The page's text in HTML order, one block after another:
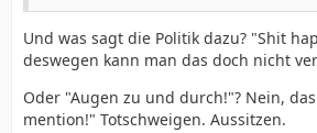
Und was sagt die Politik dazu? "Shit
deswegen kann man das doch nicht
Oder "Augen zu und durch!"? Nein,
mention!" Totschweigen. Aussitzen.